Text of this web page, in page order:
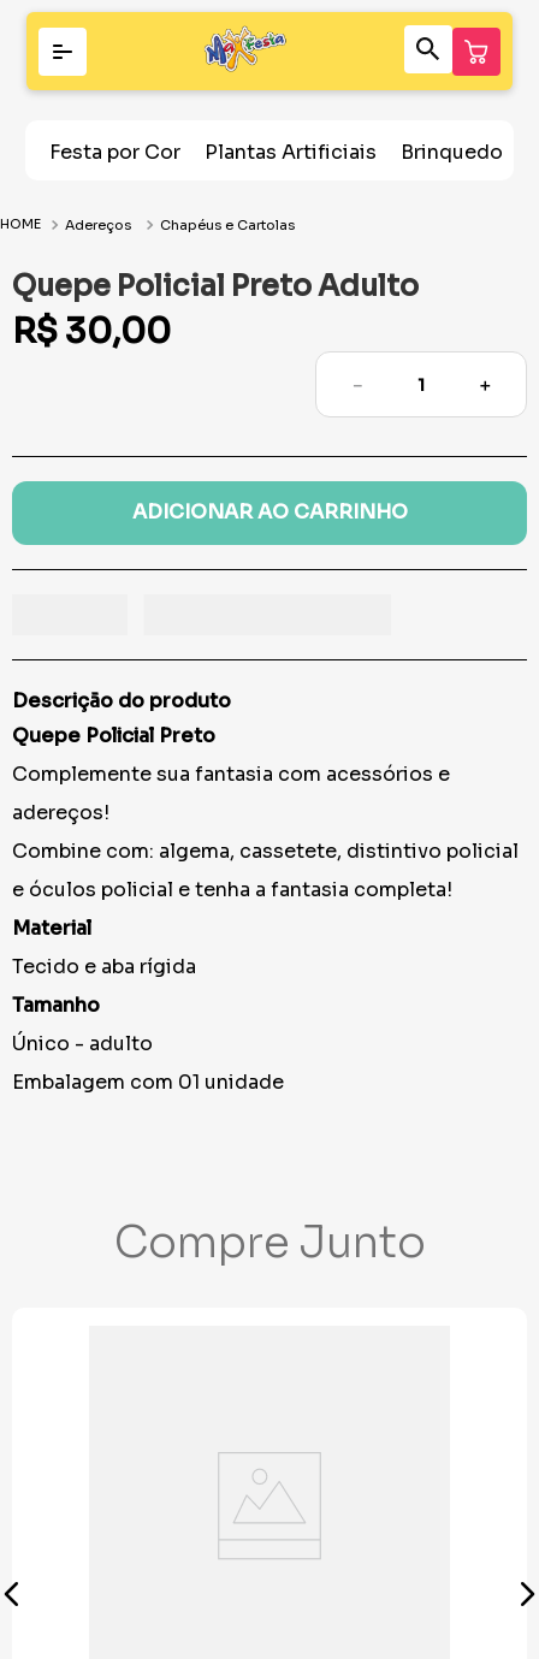
Festa por Cor Plantas Artificiais Brinquedos
Adereços Chapéus e Cartolas
Quepe Policial Preto Adulto
R$ 30,00
＋
－
ADICIONAR AO CARRINHO
Descrição do produto
Quepe Policial Preto
Complemente sua fantasia com acessórios e
adereços!
Combine com: algema, cassetete, distintivo policial
e óculos policial e tenha a fantasia completa!
Material
Tecido e aba rígida
Tamanho
Único - adulto
Embalagem com 01 unidade
Compre Junto